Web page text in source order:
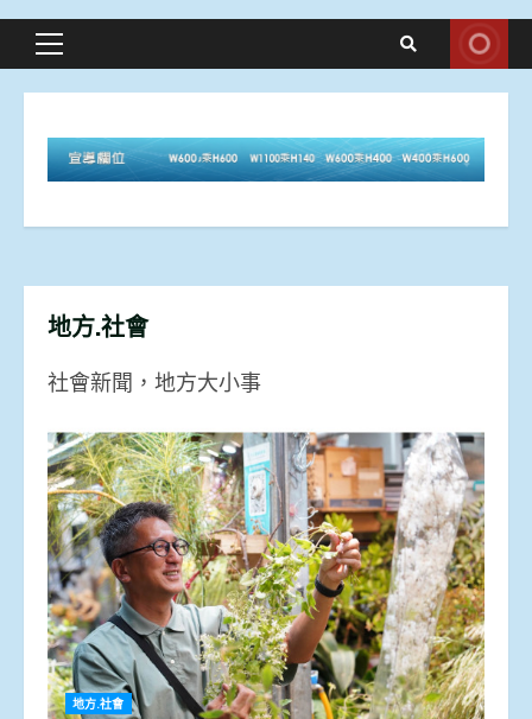
Primary
地方.社會
社會新聞，地方大小事
地方.社會